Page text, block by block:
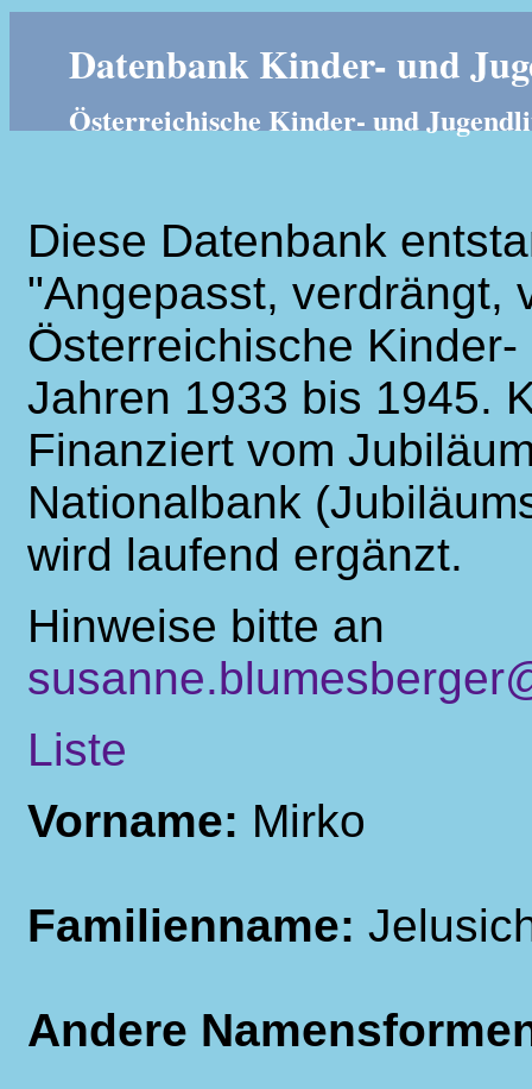
Datenbank Kinder- und
Österreichische Kinder- und
Diese Datenbank
"Angepasst, verdrängt,
Österreichische
Jahren 1933 bis 1945.
Finanziert vom
Nationalbank
wird laufend ergänzt.
Hinweise bitte an
Liste
Vorname: Mirko
Familienname:
Andere